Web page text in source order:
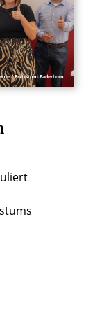
/ Erzbistum Paderborn